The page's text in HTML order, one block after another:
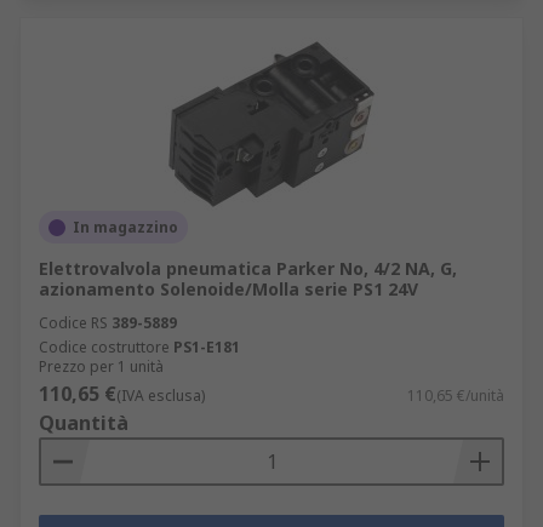
In magazzino
Elettrovalvola pneumatica Parker No, 4/2 NA, G,
azionamento Solenoide/Molla serie PS1 24V
Codice RS 389-5889
Codice costruttore PS1-E181
Prezzo per 1 unità
110,65 €(IVA esclusa) 110,65 €/unità
Quantità